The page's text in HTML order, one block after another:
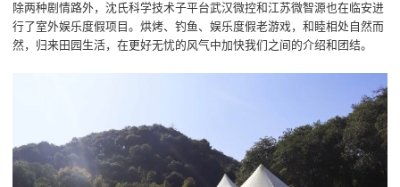
除两种剧情路外，沈氏科学技术子平台武汉微控和江苏微智源也在临安进
行了室外娱乐度假项目。烘烤、钓鱼、娱乐度假老游戏，和睦相处自然而
然，归来田园生活，在更好无忧的风气中加快我们之间的介绍和团结。